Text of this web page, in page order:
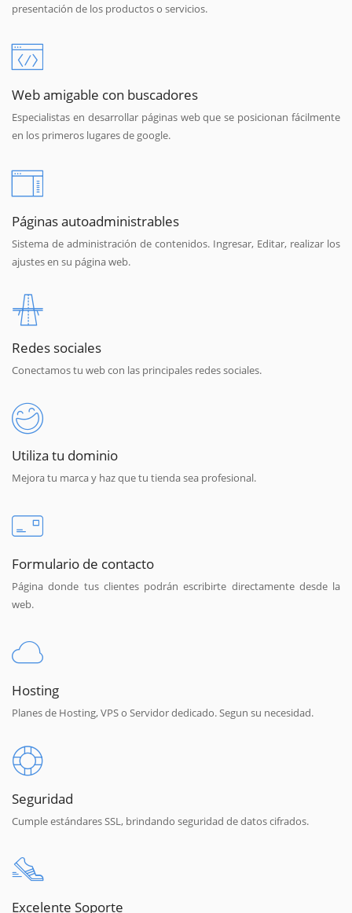
presentación de los productos o servicios.
Web amigable con buscadores
Especialistas en desarrollar páginas web que se posicionan fácilmente
en los primeros lugares de google.
Páginas autoadministrables
Sistema de administración de contenidos. Ingresar, Editar, realizar los
ajustes en su página web.
Redes sociales
Conectamos tu web con las principales redes sociales.
Utiliza tu dominio
Mejora tu marca y haz que tu tienda sea profesional.
Formulario de contacto
Página donde tus clientes podrán escribirte directamente desde la
web.
Hosting
Planes de Hosting, VPS o Servidor dedicado. Segun su necesidad.
Seguridad
Cumple estándares SSL, brindando seguridad de datos cifrados.
Excelente Soporte